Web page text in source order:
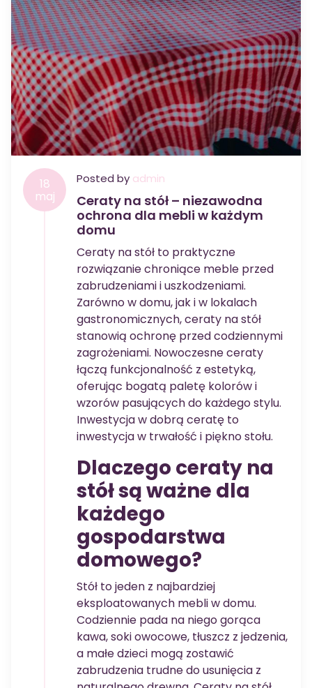
18
maj
Posted by admin
Ceraty na stół – niezawodna
ochrona dla mebli w każdym
domu
Ceraty na stół to praktyczne
rozwiązanie chroniące meble przed
zabrudzeniami i uszkodzeniami.
Zarówno w domu, jak i w lokalach
gastronomicznych, ceraty na stół
stanowią ochronę przed codziennymi
zagrożeniami. Nowoczesne ceraty
łączą funkcjonalność z estetyką,
oferując bogatą paletę kolorów i
wzorów pasujących do każdego stylu.
Inwestycja w dobrą ceratę to
inwestycja w trwałość i piękno stołu.
Dlaczego ceraty na
stół są ważne dla
każdego
gospodarstwa
domowego?
Stół to jeden z najbardziej
eksploatowanych mebli w domu.
Codziennie pada na niego gorąca
kawa, soki owocowe, tłuszcz z jedzenia,
a małe dzieci mogą zostawić
zabrudzenia trudne do usunięcia z